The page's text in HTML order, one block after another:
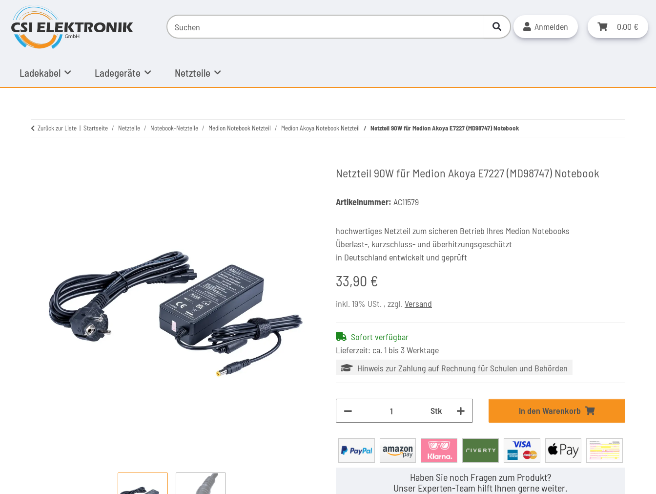
Anmelden 0,00 €
Ladekabel Ladegeräte Netzteile
Zurück zur Liste Startseite Netzteile Notebook-Netzteile Medion Notebook Netzteil Medion Akoya Notebook Netzteil Netzteil 90W für Medion Akoya E7227 (MD98747) Notebook
Netzteil 90W für Medion Akoya E7227 (MD98747) Notebook
Artikelnummer: AC11579
hochwertiges Netzteil zum sicheren Betrieb Ihres Medion Notebooks
Überlast-, kurzschluss- und überhitzungsgeschützt
in Deutschland entwickelt und geprüft
33,90 €
inkl. 19% USt. , zzgl. Versand
Sofort verfügbar
Lieferzeit: ca. 1 bis 3 Werktage
Hinweis zur Zahlung auf Rechnung für Schulen und Behörden
Stk In den Warenkorb
Haben Sie noch Fragen zum Produkt?
Unser Experten-Team hilft Ihnen gerne weiter.